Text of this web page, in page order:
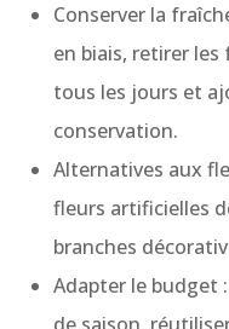
Conserver la
en biais, retirer les
tous les jours et
conservation.
Alternatives aux
fleurs artificielles
branches
Adapter le budget